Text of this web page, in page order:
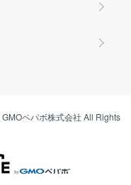
GMOペパボ株式会社 All Rights